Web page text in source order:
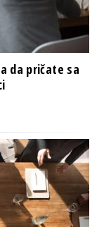
da pričate sa